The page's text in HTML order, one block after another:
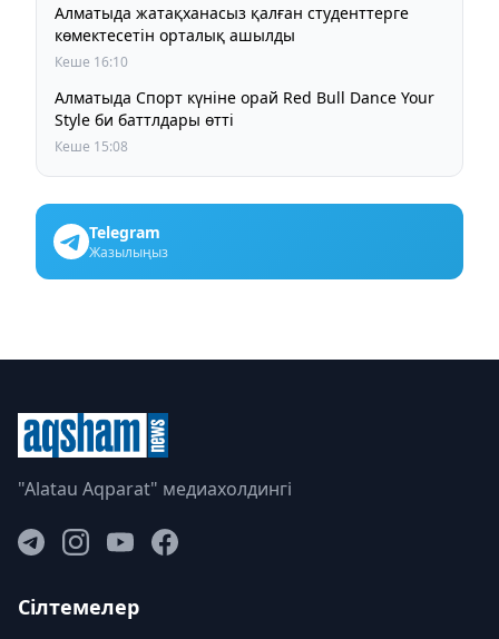
Алматыда жатақханасыз қалған студенттерге
көмектесетін орталық ашылды
Кеше 16:10
Алматыда Спорт күніне орай Red Bull Dance Your
Style би баттлдары өтті
Кеше 15:08
Telegram
Жазылыңыз
"Alatau Aqparat" медиахолдингі
Сілтемелер